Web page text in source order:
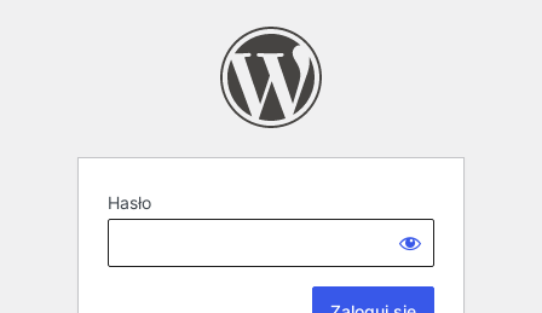
Hasło